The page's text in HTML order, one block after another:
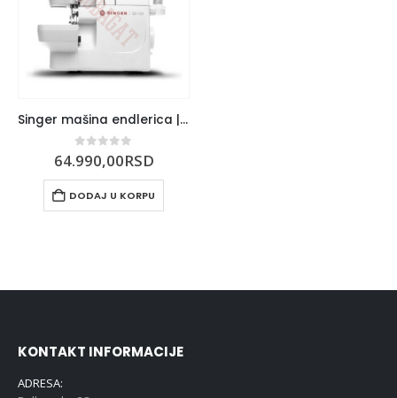
Singer mašina endlerica | Overlok S 0105
0 out of 5
64.990,00RSD
DODAJ U KORPU
KONTAKT INFORMACIJE
ADRESA: